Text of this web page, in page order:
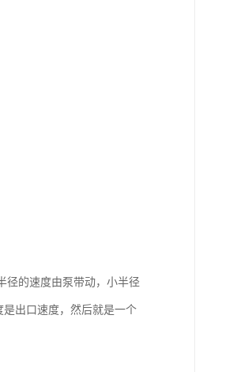
径的速度由泵带动，小半径
出口速度，然后就是一个